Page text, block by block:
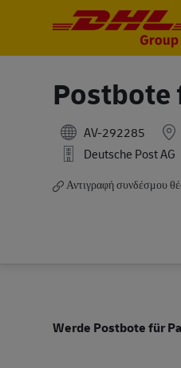
Postbote
AV-292285
Deutsche Post AG
Αντιγραφή συνδέσμου
Werde Postbote für